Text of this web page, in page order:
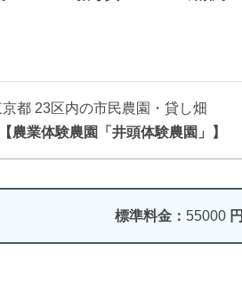
京都 23区内の市民農園・貸し畑
農業体験農園「井頭体験農園」】
標準料金： 55000 円